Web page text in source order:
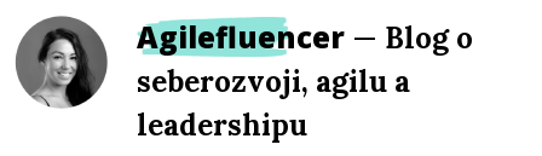
Agilefluencer — Blog o
seberozvoji, agilu a
leadershipu